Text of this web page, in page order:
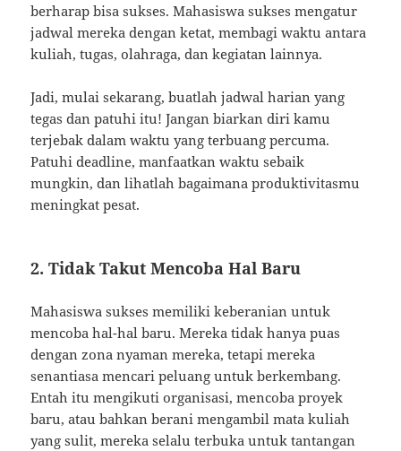
berharap bisa sukses. Mahasiswa sukses mengatur
jadwal mereka dengan ketat, membagi waktu antara
kuliah, tugas, olahraga, dan kegiatan lainnya.
Jadi, mulai sekarang, buatlah jadwal harian yang
tegas dan patuhi itu! Jangan biarkan diri kamu
terjebak dalam waktu yang terbuang percuma.
Patuhi deadline, manfaatkan waktu sebaik
mungkin, dan lihatlah bagaimana produktivitasmu
meningkat pesat.
2. Tidak Takut Mencoba Hal Baru
Mahasiswa sukses memiliki keberanian untuk
mencoba hal-hal baru. Mereka tidak hanya puas
dengan zona nyaman mereka, tetapi mereka
senantiasa mencari peluang untuk berkembang.
Entah itu mengikuti organisasi, mencoba proyek
baru, atau bahkan berani mengambil mata kuliah
yang sulit, mereka selalu terbuka untuk tantangan